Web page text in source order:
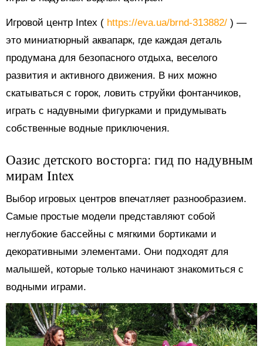
Игровой центр Intex ( https://eva.ua/brnd-313882/ ) —
это миниатюрный аквапарк, где каждая деталь
продумана для безопасного отдыха, веселого
развития и активного движения. В них можно
скатываться с горок, ловить струйки фонтанчиков,
играть с надувными фигурками и придумывать
собственные водные приключения.
Оазис детского восторга: гид по надувным
мирам Intex
Выбор игровых центров впечатляет разнообразием.
Самые простые модели представляют собой
неглубокие бассейны с мягкими бортиками и
декоративными элементами. Они подходят для
малышей, которые только начинают знакомиться с
водными играми.